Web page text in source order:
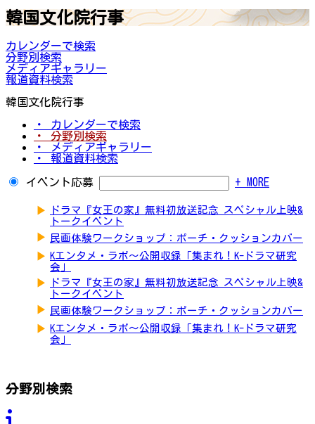
韓国文化院行事
カレンダーで検索
分野別検索
メディアギャラリー
報道資料検索
韓国文化院行事
・ カレンダーで検索
・ 分野別検索
・ メディアギャラリー
・ 報道資料検索
イベント応募 + MORE
▶
ドラマ『女王の家』無料初放送記念 スペシャル上映&
トークイベント
▶ 民画体験ワークショップ：ポーチ・クッションカバー
▶ Kエンタメ・ラボ～公開収録「集まれ！K-ドラマ研究
会」
▶
ドラマ『女王の家』無料初放送記念 スペシャル上映&
トークイベント
▶ 民画体験ワークショップ：ポーチ・クッションカバー
▶ Kエンタメ・ラボ～公開収録「集まれ！K-ドラマ研究
会」
分野別検索